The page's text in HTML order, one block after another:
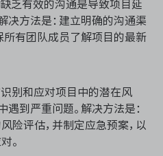
乏有效的沟通是导致项目延
决方法是：建立明确的沟通渠
所有团队成员了解项目的最新
别和应对项目中的潜在风
遇到严重问题。解决方法是：
险评估，并制定应急预案，以
。